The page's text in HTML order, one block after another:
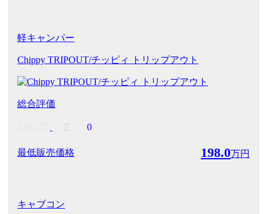
軽キャンパー
Chippy TRIPOUT/チッピィ トリップアウト
総合評価
0
最低販売価格 198.0万円
キャブコン